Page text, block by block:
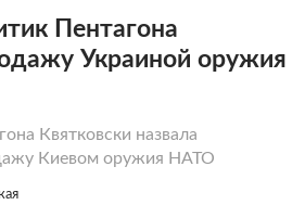
Пентагона
Украиной оружия
Квятковски назвала
Киевом оружия НАТО